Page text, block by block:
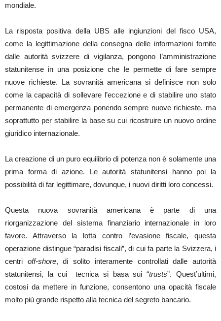
mondiale.
La risposta positiva della UBS alle ingiunzioni del fisco USA,
come la legittimazione della consegna delle informazioni fornite
dalle autorità svizzere di vigilanza, pongono l’amministrazione
statunitense in una posizione che le permette di fare sempre
nuove richieste. La sovranità americana si definisce non solo
come la capacità di sollevare l’eccezione e di stabilire uno stato
permanente di emergenza ponendo sempre nuove richieste, ma
soprattutto per stabilire la base su cui ricostruire un nuovo ordine
giuridico internazionale.
La creazione di un puro equilibrio di potenza non è solamente una
prima forma di azione. Le autorità statunitensi hanno poi la
possibilità di far legittimare, dovunque, i nuovi diritti loro concessi.
Questa nuova sovranità americana è parte di una
riorganizzazione del sistema finanziario internazionale in loro
favore. Attraverso la lotta contro l’evasione fiscale, questa
operazione distingue “paradisi fiscali”, di cui fa parte la Svizzera, i
centri off-shore, di solito interamente controllati dalle autorità
statunitensi, la cui tecnica si basa sui “trusts”. Quest’ultimi,
costosi da mettere in funzione, consentono una opacità fiscale
molto più grande rispetto alla tecnica del segreto bancario.